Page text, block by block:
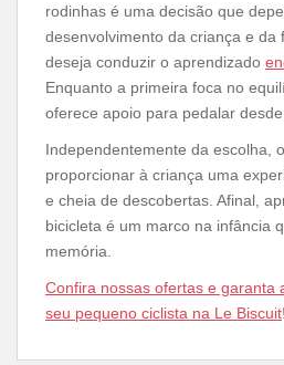
rodinhas é uma decisão que
desenvolvimento da criança e da
deseja conduzir o aprendizado
Enquanto a primeira foca no
oferece apoio para pedalar desde
Independentemente da escolha,
proporcionar à criança uma
e cheia de descobertas. Afinal,
bicicleta é um marco na infância
memória.
Confira nossas ofertas e garanta
seu pequeno ciclista na Le Biscuit!